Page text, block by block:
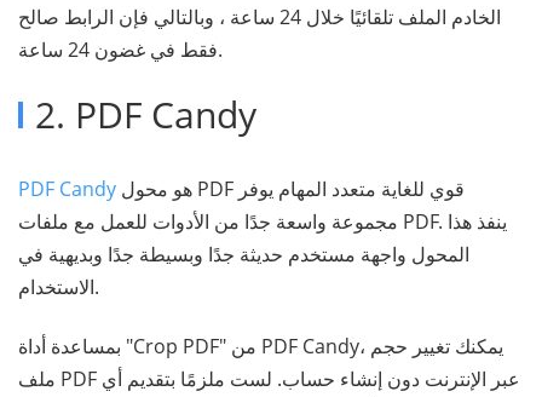
الخادم الملف تلقائيًا خلال 24 ساعة ، وبالتالي فإن الرابط صالح
فقط في غضون 24 ساعة.
2. PDF Candy
PDF Candy
مجموعة واسعة جدًا من الأدوات للعمل مع ملفات PDF. ينفذ هذا
المحول واجهة مستخدم حديثة جدًا وبسيطة جدًا وبديهية في
الاستخدام.
بمساعدة أداة "Crop PDF" من PDF Candy، يمكنك تغيير حجم
ملف PDF عبر الإنترنت دون إنشاء حساب. لست ملزمًا بتقديم أي